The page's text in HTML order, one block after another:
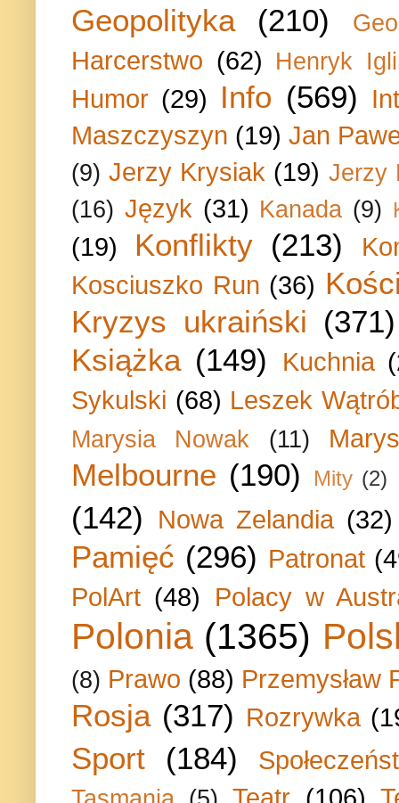
Geopolityka
(210)
Harcerstwo (62) Henryk
Humor (29) Info (569)
Maszczyszyn (19) Jan
(9) Jerzy Krysiak (19) Jerzy
(16) Język (31) Kanada (9)
(19) Konflikty (213)
Kosciuszko Run (36)
Kryzys ukraiński (371)
Książka (149) Kuchnia
Sykulski (68) Leszek
Marysia Nowak (11)
Melbourne (190) Mity (2)
(142) Nowa Zelandia (32)
Pamięć (296) Patronat
PolArt (48) Polacy w
Polonia (1365)
(8) Prawo (88) Przemysław
Rosja (317) Rozrywka
Sport (184)
Teatr (106)